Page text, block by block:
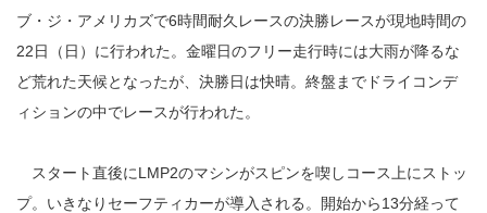
ブ・ジ・アメリカズで6時間耐久レースの決勝レースが現地時間の
22日（日）に行われた。金曜日のフリー走行時には大雨が降るな
ど荒れた天候となったが、決勝日は快晴。終盤までドライコンデ
ィションの中でレースが行われた。
スタート直後にLMP2のマシンがスピンを喫しコース上にストッ
プ。いきなりセーフティカーが導入される。開始から13分経って